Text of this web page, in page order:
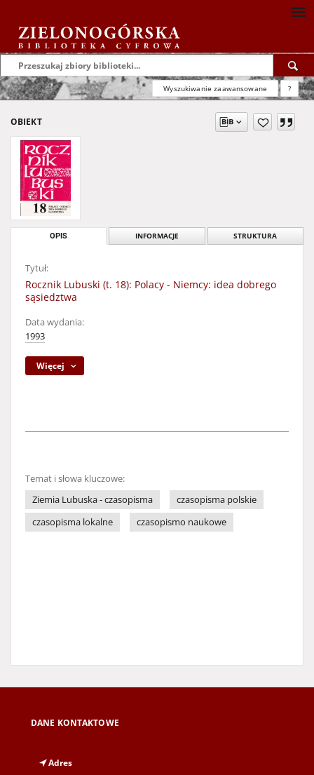
Wyszukiwanie zaawansowane ?
OBIEKT
OPIS INFORMACJE STRUKTURA
Tytuł:
Rocznik Lubuski (t. 18): Polacy - Niemcy: idea dobrego
sąsiedztwa
Data wydania:
1993
Więcej
Temat i słowa kluczowe:
Ziemia Lubuska - czasopisma
czasopisma polskie
czasopisma lokalne
czasopismo naukowe
DANE KONTAKTOWE
Adres